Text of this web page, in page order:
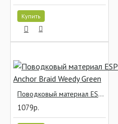
Купить
Поводковый материал ESP Anchor Braid Weedy Green
1079р.